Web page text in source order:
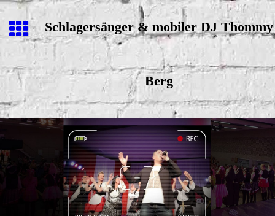
Schlagersänger & mobiler DJ Thommy
Berg